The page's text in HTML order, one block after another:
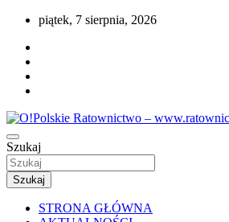
Przejdź
treści
piątek, 7 sierpnia, 2026
O!Polskie Ratownictwo –
www.ratownictwo.opole.pl
Portal opolskiego i polskiego ratownictwa.
Szukaj
Szukaj
STRONA GŁÓWNA